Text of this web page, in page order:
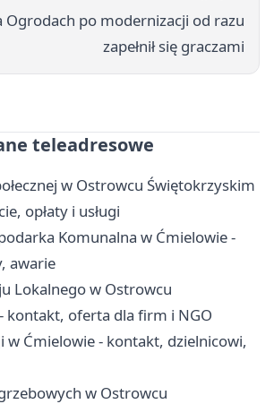
Ogrodach po modernizacji od razu
zapełnił się graczami
teleadresowe
w Ostrowcu Świętokrzyskim
opłaty i usługi
Komunalna w Ćmielowie -
awarie
Lokalnego w Ostrowcu
kontakt, oferta dla firm i NGO
w Ćmielowie - kontakt, dzielnicowi,
w Ostrowcu